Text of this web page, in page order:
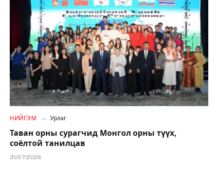
НИЙГЭМ Урлаг
Таван орны сурагчид Монгол орны түүх,
соёлтой танилцав
31/07/2026